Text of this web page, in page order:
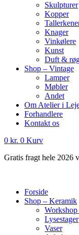
Skulpturer
Kopper
Knager
Vinkølere
Kunst
Duft &
Shop – Vintage
Lamper
Møbler
Andet
Om Atelier i
Forhandlere
Kontakt os
0 kr. 0 Kurv
Gratis fragt hele 2026
Forside
Shop – Keramik
Lysestager
Vaser